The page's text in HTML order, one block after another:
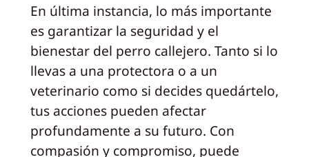
En última instancia, lo más importante
es garantizar la seguridad y el
bienestar del perro callejero. Tanto si lo
llevas a una protectora o a un
veterinario como si decides quedártelo,
tus acciones pueden afectar
profundamente a su futuro. Con
compasión y compromiso, puede